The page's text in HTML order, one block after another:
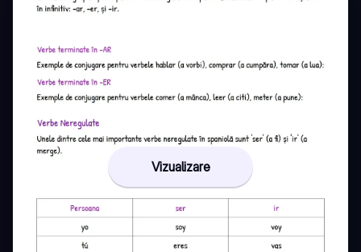
Vizualizare